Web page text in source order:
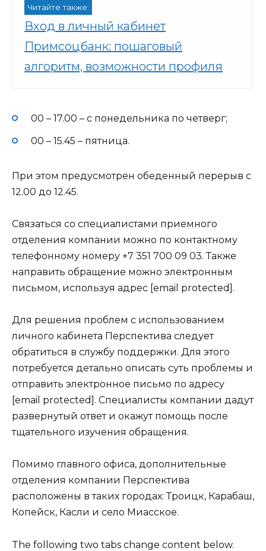
Читайте также:
Вход в личный кабинет
Примсоцбанк: пошаговый
алгоритм, возможности профиля
00 – 17.00 – с понедельника по четверг;
00 – 15.45 – пятница.
При этом предусмотрен обеденный перерыв с
12.00 до 12.45.
Связаться со специалистами приемного
отделения компании можно по контактному
телефонному номеру +7 351 700 09 03. Также
направить обращение можно электронным
письмом, используя адрес [email protected] .
Для решения проблем с использованием
личного кабинета Перспектива следует
обратиться в службу поддержки. Для этого
потребуется детально описать суть проблемы и
отправить электронное письмо по адресу
[email protected] . Специалисты компании дадут
развернутый ответ и окажут помощь после
тщательного изучения обращения.
Помимо главного офиса, дополнительные
отделения компании Перспектива
расположены в таких городах: Троицк, Карабаш,
Копейск, Касли и село Миасское.
The following two tabs change content below.